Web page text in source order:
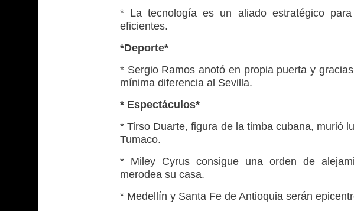
* La tecnología es un aliado estratégico
eficientes.
*Deporte*
* Sergio Ramos anotó en propia puerta y
mínima diferencia al Sevilla.
* Espectáculos*
* Tirso Duarte, figura de la timba cubana, murió
Tumaco.
* Miley Cyrus consigue una orden de
merodea su casa.
* Medellín y Santa Fe de Antioquia serán